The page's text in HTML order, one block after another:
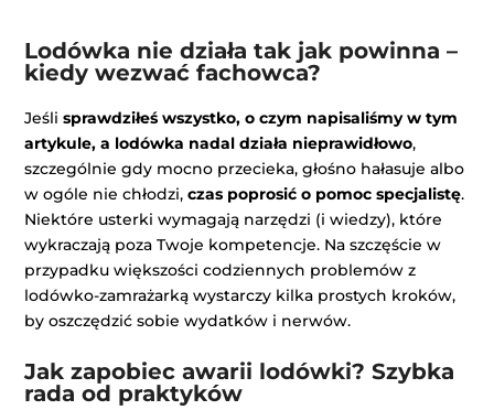
Lodówka nie działa tak jak powinna –
kiedy wezwać fachowca?
Jeślisprawdziłeś wszystko, o czym napisaliśmy w tym
artykule, a lodówka nadal działa nieprawidłowo,
szczególnie gdy mocno przecieka, głośno hałasuje albo
w ogóle nie chłodzi,czas poprosić o pomoc specjalistę.
Niektóre usterki wymagają narzędzi (i wiedzy), które
wykraczają poza Twoje kompetencje. Na szczęście w
przypadku większości codziennych problemów z
lodówko-zamrażarką wystarczy kilka prostych kroków,
by oszczędzić sobie wydatków i nerwów.
Jak zapobiec awarii lodówki? Szybka
rada od praktyków